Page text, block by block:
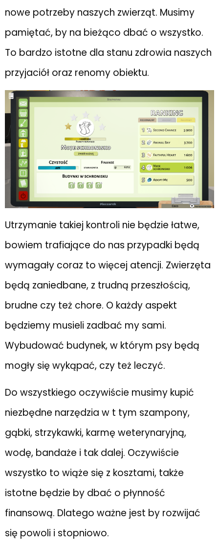
nowe potrzeby naszych zwierząt. Musimy
pamiętać, by na bieżąco dbać o wszystko.
To bardzo istotne dla stanu zdrowia naszych
przyjaciół oraz renomy obiektu.
Utrzymanie takiej kontroli nie będzie łatwe,
bowiem trafiające do nas przypadki będą
wymagały coraz to więcej atencji. Zwierzęta
będą zaniedbane, z trudną przeszłością,
brudne czy też chore. O każdy aspekt
będziemy musieli zadbać my sami.
Wybudować budynek, w którym psy będą
mogły się wykąpać, czy też leczyć.
Do wszystkiego oczywiście musimy kupić
niezbędne narzędzia w t tym szampony,
gąbki, strzykawki, karmę weterynaryjną,
wodę, bandaże i tak dalej. Oczywiście
wszystko to wiąże się z kosztami, także
istotne będzie by dbać o płynność
finansową. Dlatego ważne jest by rozwijać
się powoli i stopniowo.